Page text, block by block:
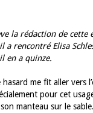
la rédaction de
a rencontré Elisa
en a quinze.
me fit aller vers
pour cet
manteau sur le sable.